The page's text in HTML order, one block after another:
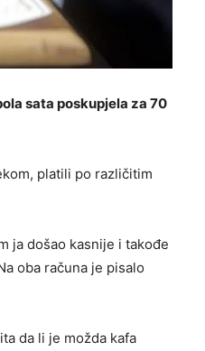
sata poskupjela za 70
platili po različitim
ja došao kasnije i takođe
oba računa je pisalo
da li je možda kafa